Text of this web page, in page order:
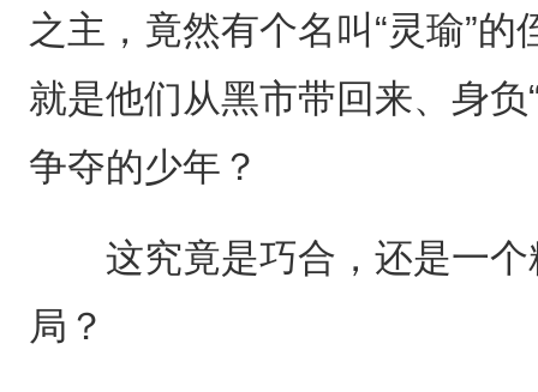
之主，竟然有个名叫“灵瑜”
就是他们从黑市带回来、身
争夺的少年？
这究竟是巧合，还是一个
局？